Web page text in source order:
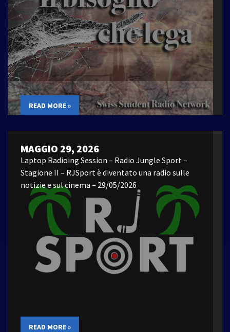
READ MORE »
MAGGIO 29, 2026
Laptop Radioing Session – Radio Jungle Sport –
Stagione II – RJSport è diventato una radio sulle
notizie e sul cinema – 29/05/2026
READ MORE »